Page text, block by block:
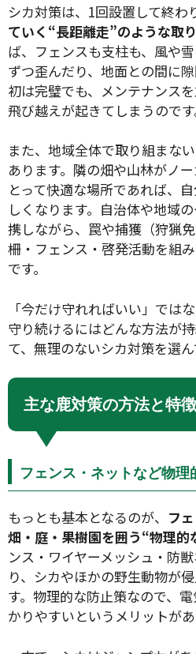
シカ対策は、1回設置して終わ
ていく“長距離走”のような取
ば、フェンスも支柱も、風や
ずつ歪んだり、地面との間に
初は完璧でも、メンテナンス
飛び越えが起きてしまうのです
また、地域全体で取り組まな
あります。隣の畑や山林がノ
とって快適な場所であれば、
しくなります。自治体や地域
携しながら、罠や捕獲（狩猟
柵・フェンス・啓発活動を組
です。
「今だけ守れればいい」では
守り続けるにはどんな方法が
て、無理のないシカ対策を選ん
主な鹿対策の方法と特徴
フェンス・ネットなど物理
もっとも基本となるのが、 フ
畑・庭・果樹園を囲う“物理的
ンス・ワイヤーメッシュ・防
り、シカやほかの野生動物が
す。物理的な防止策なので、
かりやすいというメリットがあ